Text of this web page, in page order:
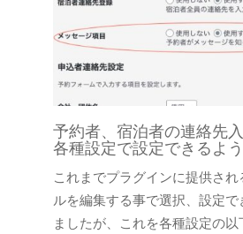
予約者、宿泊者の連絡先
各種設定で設定できるよ
これまでプラグインに提供さ
ルを編集する事で選択、設定
ましたが、これを各種設定の